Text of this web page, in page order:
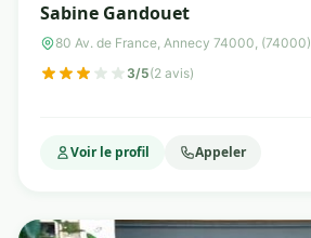
Sabine Gandouet
80 Av. de France, Annecy 74000, (74000)
3/5(2 avis)
Voir le profil Appeler